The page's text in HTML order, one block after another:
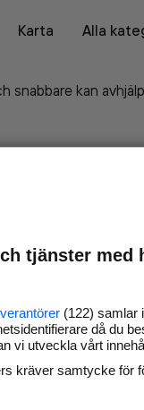
Karta
Alla
snabbare kan
Marknadsför
tjänster med
(122) samlar
då du
vi utveckla vårt
kräver samtycke för